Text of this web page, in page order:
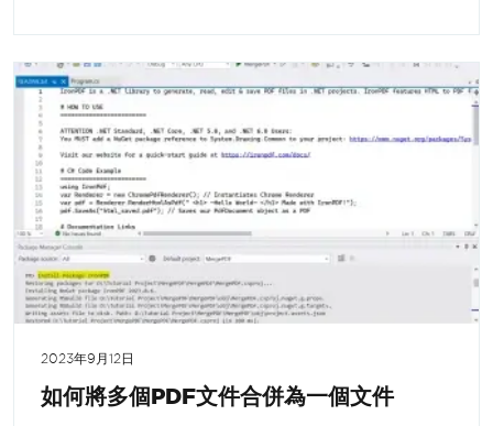
2023年9月12日
如何將多個PDF文件合併為一個文件